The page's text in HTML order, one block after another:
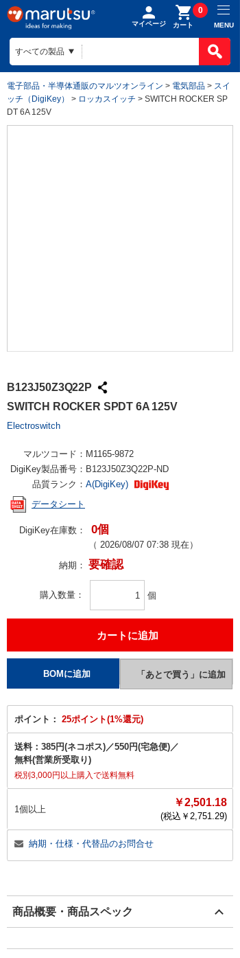
マイページ カート
0
MENU
電子部品・半導体通販のマルツオンライン > 電気部品 > スイ
ッチ（DigiKey）
> ロッカスイッチ > SWITCH ROCKER SP
DT 6A 125V
B123J50Z3Q22P
SWITCH ROCKER SPDT 6A 125V
Electroswitch
マルツコード： M1165-9872
DigiKey製品番号： B123J50Z3Q22P-ND
品質ランク： A(DigiKey)
データシート
DigiKey在庫数： 0個
（ 2026/08/07 07:38 現在）
納期： 要確認
購入数量 個
ポイント： 25ポイント(1%還元)
送料： 385円(ネコポス)／550円(宅急便)／
無料(営業所受取り)
税別3,000円以上購入で送料無料
1個以上
￥2,501.18
(税込￥ 2,751.29)
納期・仕様・代替品のお問合せ
商品概要・商品スペック